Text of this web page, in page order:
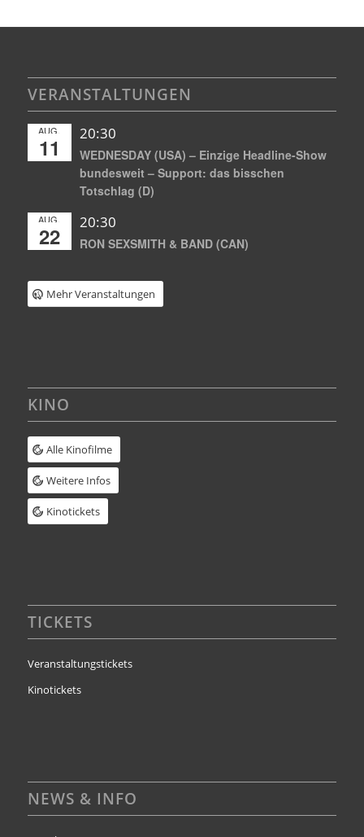
VERANSTALTUNGEN
AUG.
11
20:30
WEDNESDAY (USA) – Einzige Headline-Show
bundesweit – Support: das bisschen
Totschlag (D)
AUG.
22
20:30
RON SEXSMITH & BAND (CAN)
Mehr Veranstaltungen
KINO
Alle Kinofilme
Weitere Infos
Kinotickets
TICKETS
Veranstaltungstickets
Kinotickets
NEWS & INFO